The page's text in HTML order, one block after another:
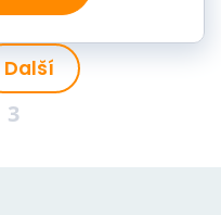
3
Další